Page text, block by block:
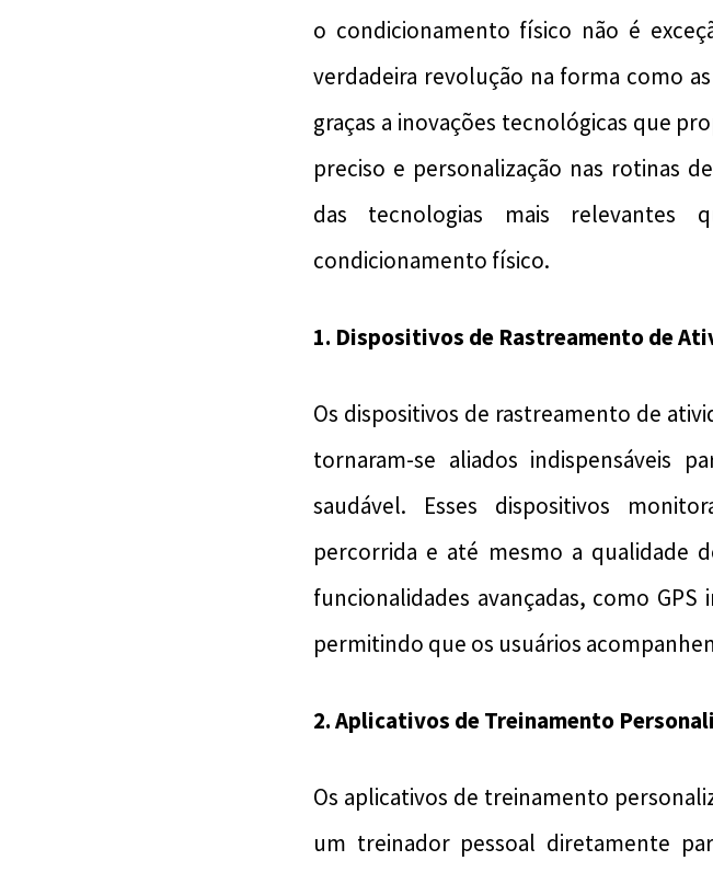
o condicionamento físico não é
verdadeira revolução na forma como
graças a inovações tecnológicas que
preciso e personalização nas rotinas
das tecnologias mais
condicionamento físico.
1. Dispositivos de Rastreamento de
Os dispositivos de rastreamento de
tornaram-se aliados indispensáveis
saudável. Esses dispositivos
percorrida e até mesmo a qualidade
funcionalidades avançadas, como
permitindo que os usuários
2. Aplicativos de Treinamento
Os aplicativos de treinamento
um treinador pessoal diretamente